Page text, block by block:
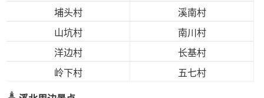
埔头村
溪南村
山坑村
南川村
洋边村
长基村
岭下村
五七村